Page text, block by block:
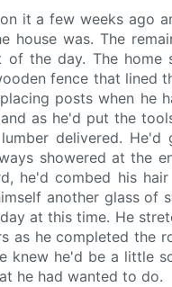
it a few weeks ago
house was. The
of the day. The home
fence that lined
posts when he
as he'd put the
delivered. He'd
showered at the
he'd combed his
another glass of
at this time. He
as he completed the
knew he'd be a little
he had wanted to do.